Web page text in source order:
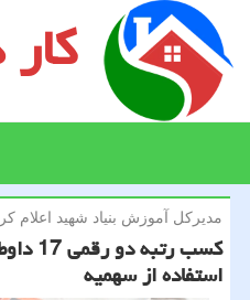
مدیركل آموزش بنیاد شهید اعلام
كسب
استفاده از سهمیه